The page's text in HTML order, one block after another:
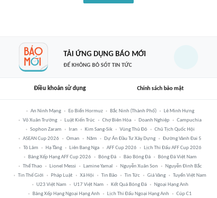
TẢI ỨNG DỤNG BÁO MỚI
ĐỂ KHÔNG BỎ SÓT TIN TỨC
Điều khoản sử dụng Chính sách bảo mật
An Ninh Mạng Eo Biển Hormuz Bắc Ninh (thành Phố)
Lê Minh Hưng
Võ Xuân Trường
Luật Kiến Trúc Chợ Biên Hòa Doanh Nghiệp
Campuchia
Sophon Zaram
Iran Kim Sang-Sik Vùng Thủ Đô
Chủ Tịch Quốc Hội
ASEAN Cup 2026
Oman Năm Dự Án Đầu Tư Xây Dựng
Đường Vành Đai 5
Tô Lâm
Hạ Tầng Liên Bang Nga AFF Cup 2026
Lịch Thi Đấu AFF Cup 2026
Bảng Xếp Hạng AFF Cup 2026
Bóng Đá Báo Bóng Đá
Bóng Đá Việt Nam
Thể Thao
Lionel Messi Lamine Yamal Nguyễn Xuân Son
Nguyễn Đình Bắc
Tin Thế Giới
Pháp Luật Xã Hội Tin Bão Tin Tức Giá Vàng
Tuyển Việt Nam
U23 Việt Nam
U17 Việt Nam Kết Quả Bóng Đá
Ngoại Hạng Anh
Bảng Xếp Hạng Ngoại Hạng Anh
Lịch Thi Đấu Ngoại Hạng Anh Cúp C1